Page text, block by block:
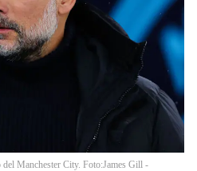
Manchester City. Foto:James Gill -